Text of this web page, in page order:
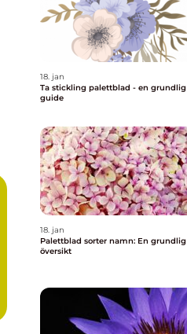
18. jan
Ta stickling palettblad - en grundlig
guide
18. jan
Palettblad sorter namn: En grundlig
översikt